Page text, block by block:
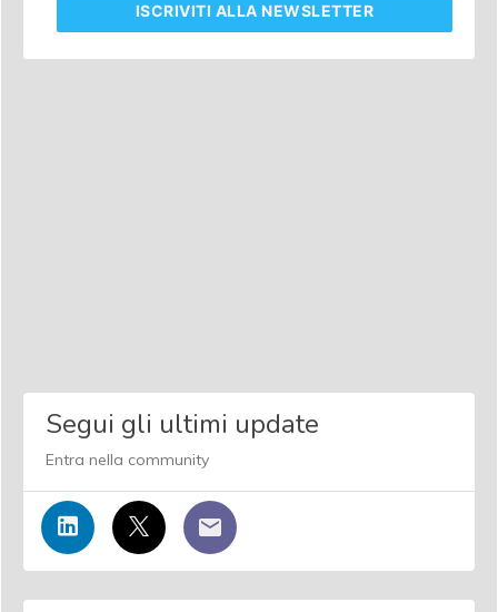
ISCRIVITI ALLA NEWSLETTER
Segui gli ultimi update
Entra nella community